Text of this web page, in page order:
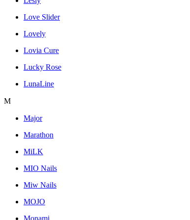
Love Slider
Lovely
Lovia Cure
Lucky Rose
LunaLine
M
Major
Marathon
MiLK
MIO Nails
Miw Nails
MOJO
Monami